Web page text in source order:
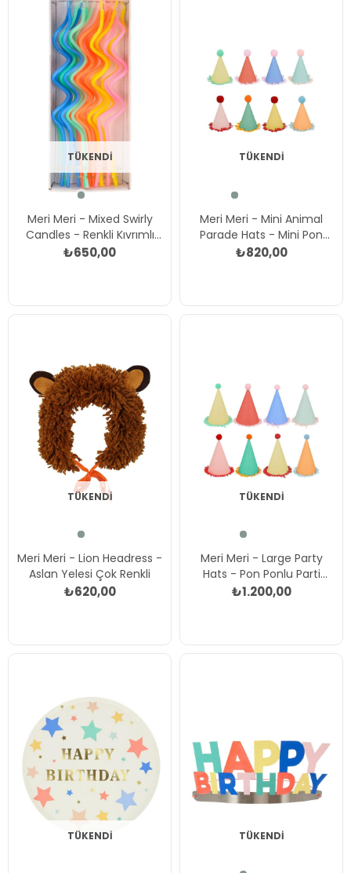
TÜKENDI
Meri Meri - Mixed Swirly
Candles - Renkli Kıvrımlı
Mumlar - 20'li Çok Renkli
₺650,00
TÜKENDI
Meri Meri - Mini Animal
Parade Hats - Mini Pon
Ponlu Parti Şapkaları (8'li)
₺820,00
TÜKENDI
Meri Meri - Lion Headress -
Aslan Yelesi Çok Renkli
₺620,00
TÜKENDI
Meri Meri - Large Party
Hats - Pon Ponlu Parti
Şapkaları (L) Çok Renkli
₺1.200,00
TÜKENDI TÜKENDI